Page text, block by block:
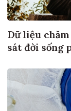
Dữ liệu
sát đời sống